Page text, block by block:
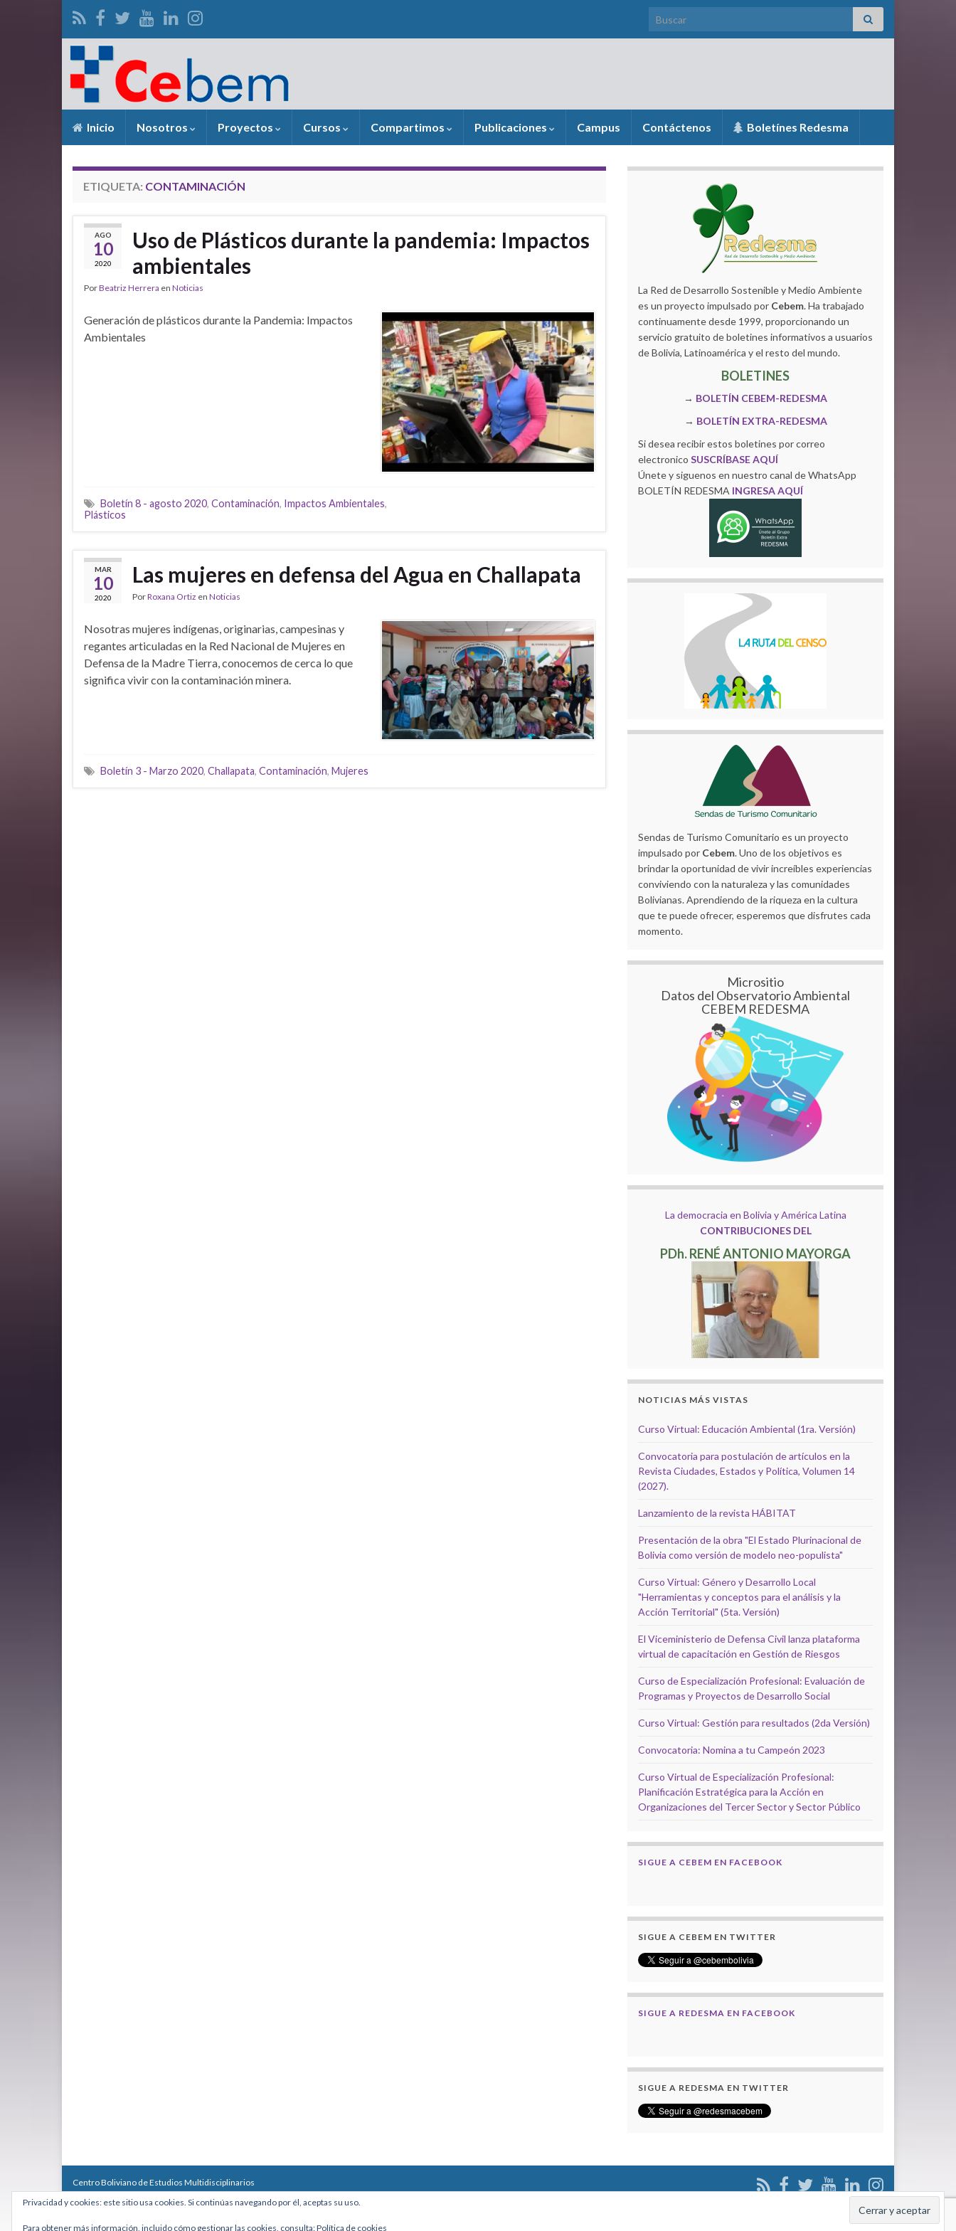
Search for:
Inicio Nosotros Proyectos Cursos Compartimos Publicaciones Campus Contáctenos Boletínes Redesma
ETIQUETA: CONTAMINACIÓN
AGO
10
2020
Uso de Plásticos durante la pandemia: Impactos
ambientales
PorBeatriz Herrera en Noticias
Generación de plásticos durante la Pandemia: Impactos
Ambientales
Boletín 8 - agosto 2020, Contaminación, Impactos Ambientales,
Plásticos
MAR
10
2020
Las mujeres en defensa del Agua en Challapata
PorRoxana Ortiz en Noticias
Nosotras mujeres indígenas, originarias, campesinas y
regantes articuladas en la Red Nacional de Mujeres en
Defensa de la Madre Tierra, conocemos de cerca lo que
significa vivir con la contaminación minera.
Boletín 3 - Marzo 2020, Challapata, Contaminación, Mujeres
La Red de Desarrollo Sostenible y Medio Ambiente
es un proyecto impulsado por Cebem. Ha trabajado
continuamente desde 1999, proporcionando un
servicio gratuito de boletines informativos a usuarios
de Bolivia, Latinoamérica y el resto del mundo.
BOLETINES
→ BOLETÍN CEBEM-REDESMA
→ BOLETÍN EXTRA-REDESMA
Si desea recibir estos boletines por correo
electronico SUSCRÍBASE AQUÍ
Únete y siguenos en nuestro canal de WhatsApp
BOLETÍN REDESMA INGRESA AQUÍ
Sendas de Turismo Comunitario es un proyecto
impulsado por Cebem. Uno de los objetivos es
brindar la oportunidad de vivir increíbles experiencias
conviviendo con la naturaleza y las comunidades
Bolivianas. Aprendiendo de la riqueza en la cultura
que te puede ofrecer, esperemos que disfrutes cada
momento.
Micrositio
Datos del Observatorio Ambiental
CEBEM REDESMA
La democracia en Bolivia y América Latina
CONTRIBUCIONES DEL
PDh. RENÉ ANTONIO MAYORGA
NOTICIAS MÁS VISTAS
Curso Virtual: Educación Ambiental (1ra. Versión)
Convocatoria para postulación de artículos en la
Revista Ciudades, Estados y Política, Volumen 14
(2027).
Lanzamiento de la revista HÁBITAT
Presentación de la obra "El Estado Plurinacional de
Bolivia como versión de modelo neo-populista"
Curso Virtual: Género y Desarrollo Local
"Herramientas y conceptos para el análisis y la
Acción Territorial" (5ta. Versión)
El Viceministerio de Defensa Civil lanza plataforma
virtual de capacitación en Gestión de Riesgos
Curso de Especialización Profesional: Evaluación de
Programas y Proyectos de Desarrollo Social
Curso Virtual: Gestión para resultados (2da Versión)
Convocatoria: Nomina a tu Campeón 2023
Curso Virtual de Especialización Profesional:
Planificación Estratégica para la Acción en
Organizaciones del Tercer Sector y Sector Público
SIGUE A CEBEM EN FACEBOOK
SIGUE A CEBEM EN TWITTER
SIGUE A REDESMA EN FACEBOOK
SIGUE A REDESMA EN TWITTER
Centro Boliviano de Estudios Multidisciplinarios
Calle Macario Pinilla # 2588 esq. Av. Arce, Edificio Arcadia, Mezzanine, Of. 101 - La Paz, Bolivia
Teléfono: +591 2431818 - Celular: +591 73027636
Privacidad y cookies: este sitio usa cookies. Si continúas navegando por él, aceptas su uso.
Para obtener más información, incluido cómo gestionar las cookies, consulta:Política de cookies